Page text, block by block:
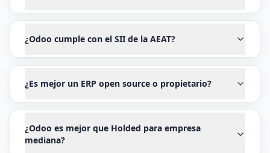
¿Odoo cumple con el SII de la AEAT?
¿Es mejor un ERP open source o propietario?
¿Odoo es mejor que Holded para empresa
mediana?